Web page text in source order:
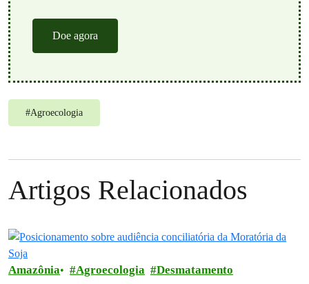
Doe agora
#Agroecologia
Artigos Relacionados
Amazônia Agroecologia Desmatamento